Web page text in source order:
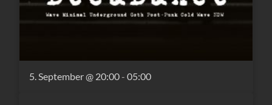
5. September @ 20:00-05:00